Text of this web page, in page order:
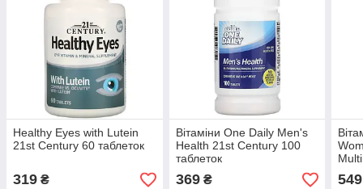
Healthy Eyes with Lutein
21st Century 60 таблеток
319 ₴
Вітаміни One Daily Men's
Health 21st Century 100
таблеток
369₴
100
549